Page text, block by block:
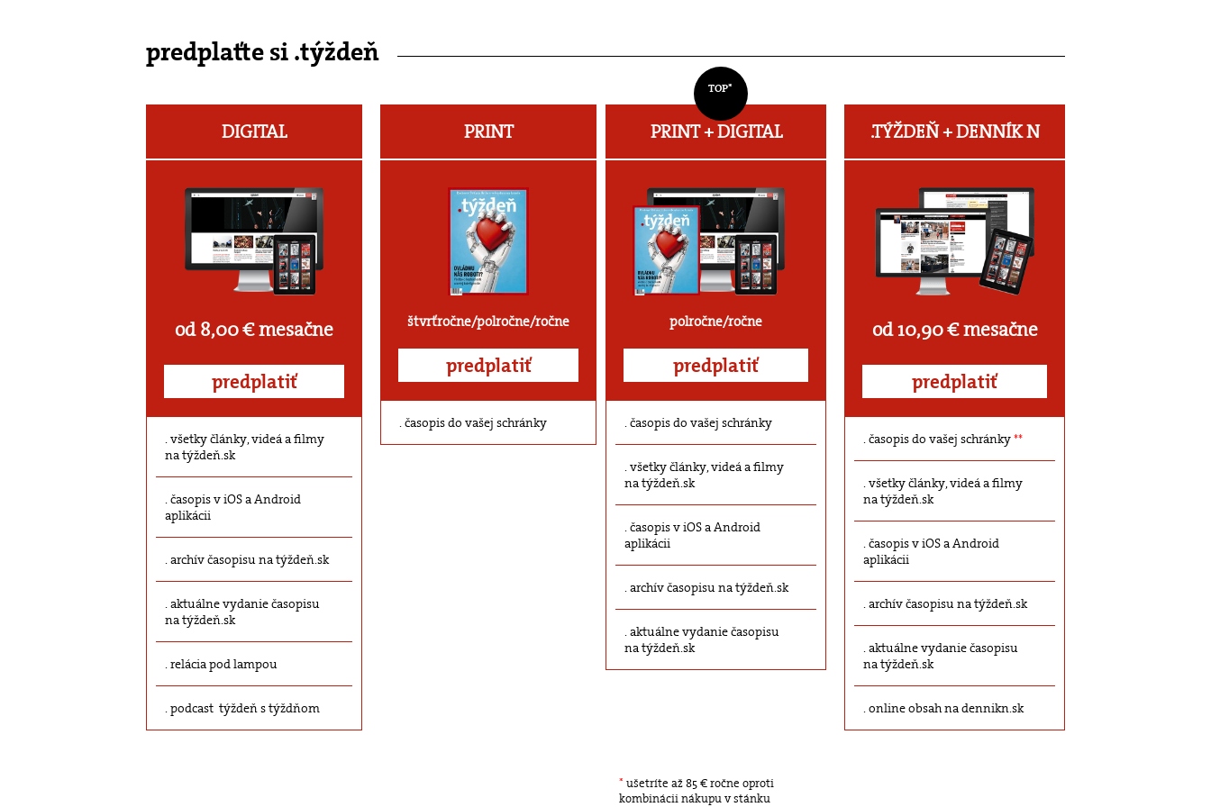
predplaťte si .týždeň
DIGITAL
od 8,00 € mesačne
predplatiť
všetky články, videá a filmy
na týždeň.sk
časopis v iOS a Android
aplikácii
archív časopisu na týždeň.sk
aktuálne vydanie časopisu
na týždeň.sk
relácia pod lampou
podcast týždeň s týždňom
PRINT
štvrťročne/polročne/ročne
predplatiť
časopis do vašej schránky
TOP*
PRINT + DIGITAL
polročne/ročne
predplatiť
časopis do vašej schránky
všetky články, videá a filmy
na týždeň.sk
časopis v iOS a Android
aplikácii
archív časopisu na týždeň.sk
aktuálne vydanie časopisu
na týždeň.sk
.TÝŽDEŇ +DENNÍK N
od 10,90 € mesačne
predplatiť
časopis do vašej schránky**
všetky články, videá a filmy
na týždeň.sk
časopis v iOS a Android
aplikácii
archív časopisu na týždeň.sk
aktuálne vydanie časopisu
na týždeň.sk
online obsah na dennikn.sk
* ušetríte až 85 € ročne oproti
kombinácii nákupu v stánku